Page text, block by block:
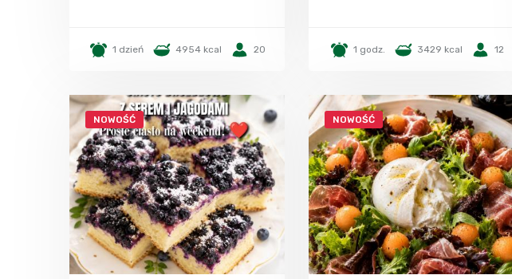
1 dzień 4954 kcal 20 1 godz. 3429 kcal 12
NOWOŚĆ NOWOŚĆ